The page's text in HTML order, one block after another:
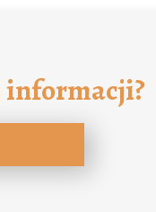
informacji?